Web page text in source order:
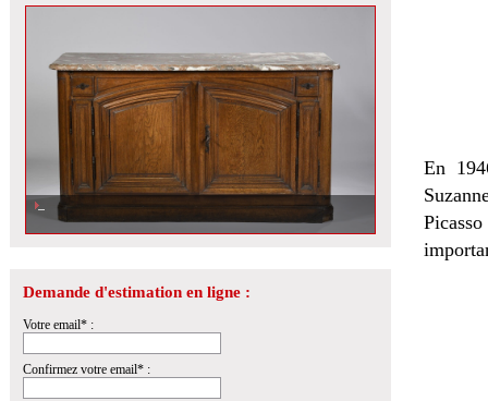
Estimation d\'un buffet de chasse en chêne estampillé datant du XVIIIe
siècle dans notre prochaine vente aux enchères à Orléans
Demande d'estimation en ligne :
Votre email* :
Confirmez votre email* :
En